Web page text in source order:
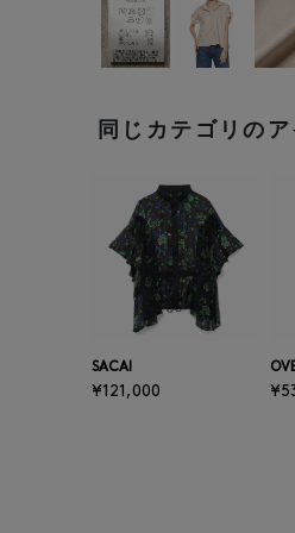
同じカテゴリの
SACAI
¥121,000